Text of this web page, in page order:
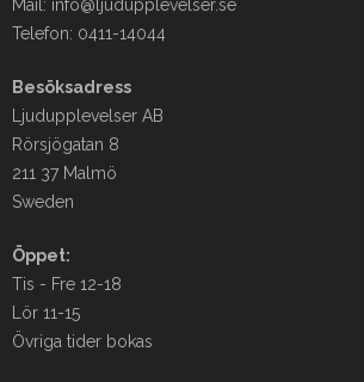
Mail: info@ljudupplevelser.se
Telefon: 0411-14044
Besöksadress
Ljudupplevelser AB
Rörsjögatan 8
211 37 Malmö
Sweden
Öppet:
Tis - Fre 12-18
Lör 11-15
Övriga tider bokas